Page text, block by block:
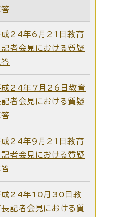
答
成24年6月21日教育
記者会見における質疑
答
成24年7月26日教育
記者会見における質疑
答
成24年9月21日教育
記者会見における質疑
答
成24年10月30日教
長記者会見における質